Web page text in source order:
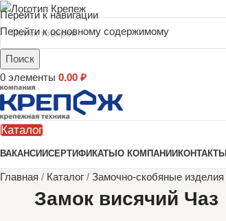
Перейти к навигации
Перейти к основному содержимому
Поиск
0 элементы 0.00 ₽
Каталог
ВАКАНСИИСЕРТИФИКАТЫ О КОМПАНИИ КОНТАКТЫ
Главная / Каталог / Замочно-скобяные изделия
Замок висячий Чаз